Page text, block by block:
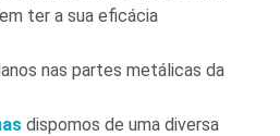
ter a sua eficácia
nas partes metálicas da
dispomos de uma diversa